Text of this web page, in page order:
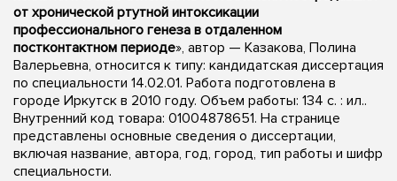
от хронической ртутной интоксикации
профессионального генеза в отдаленном
постконтактном периоде», автор — Казакова, Полина
Валерьевна, относится к типу: кандидатская диссертация
по специальности 14.02.01. Работа подготовлена в
городе Иркутск в 2010 году. Объем работы: 134 с. : ил..
Внутренний код товара: 01004878651. На странице
представлены основные сведения о диссертации,
включая название, автора, год, город, тип работы и шифр
специальности.